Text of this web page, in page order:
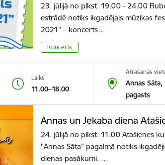
23. jūlijā no plkst. 19.00 - 24.00
estrādē notiks ikgadējais mūzikas
2021” – koncerts…
Koncerts
Laiks
11.00–18.00
Atrašanās
Annas
pagasts
Annas un Jēkaba diena
24. jūlijā no plkst. 11:00 Atašienes
"Annas Sāta" pagalmā notiks
dienas pasākumi. …